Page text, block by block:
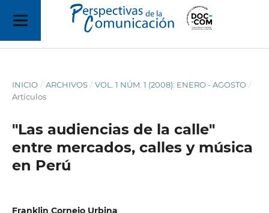
INICIO / ARCHIVOS / VOL. 1 NÚM. 1 (2008): ENERO - AGOSTO /
Artículos
"Las audiencias de la calle"
entre mercados, calles y música
en Perú
Franklin Cornejo Urbina